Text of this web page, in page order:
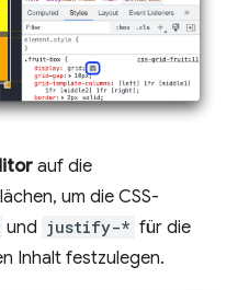
auf die
um die CSS-
und justify-* für die
Inhalt festzulegen.